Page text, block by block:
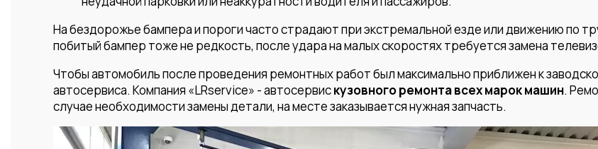
На бездорожье бампера и пороги часто страдают при экстремальной езде или движению по
побитый бампер тоже не редкость, после удара на малых скоростях требуется замена
Чтобы автомобиль после проведения ремонтных работ был максимально приближен к
автосервиса. Компания «LRservice» - автосервискузовного ремонта всех марок машин.
случае необходимости замены детали, на месте заказывается нужная запчасть.